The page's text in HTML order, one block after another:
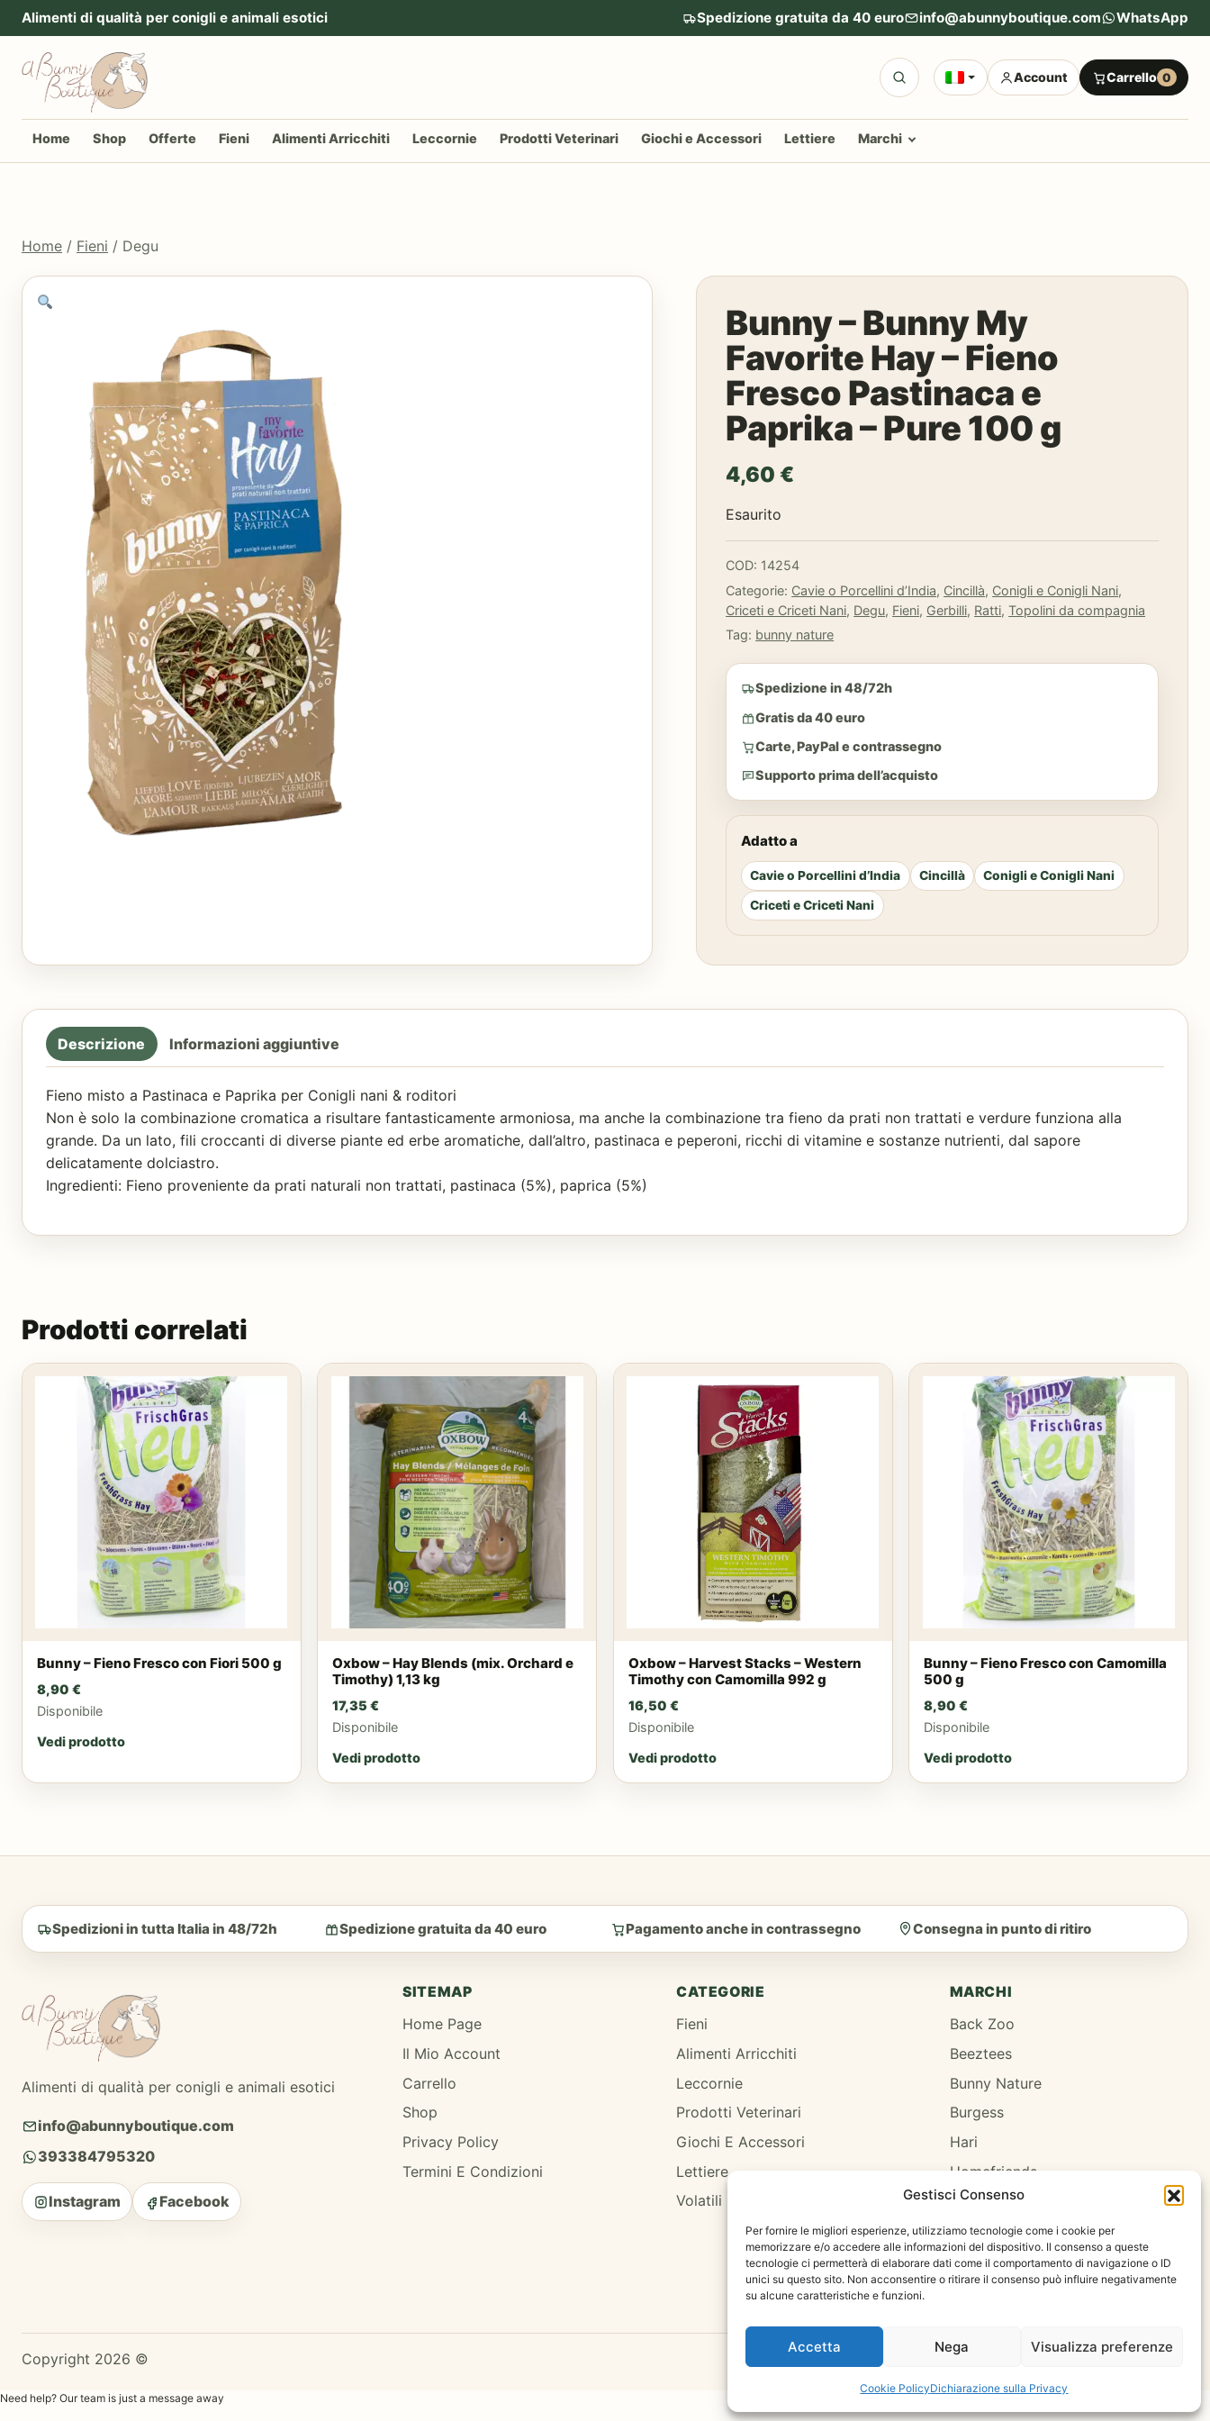
Gestisci Consenso
Per fornire le migliori esperienze, utilizziamo tecnologie come i cookie per
memorizzare e/o accedere alle informazioni del dispositivo. Il consenso a queste
tecnologie ci permetterà di elaborare dati come il comportamento di navigazione o ID
unici su questo sito. Non acconsentire o ritirare il consenso può influire negativamente
su alcune caratteristiche e funzioni.
Accetta Nega Visualizza preferenze
Cookie PolicyDichiarazione sulla Privacy
Vai al contenuto
Alimenti di qualità per conigli e animali esotici Spedizione gratuita da 40 euro info@abunnyboutique.com WhatsApp
Account Carrello 0
Home Shop Offerte Fieni Alimenti Arricchiti Leccornie Prodotti Veterinari Giochi e Accessori Lettiere Marchi
Home / Fieni / Degu
Bunny – Bunny My
Favorite Hay – Fieno
Fresco Pastinaca e
Paprika – Pure 100 g
4,60 €
Esaurito
COD: 14254
Categorie: Cavie o Porcellini d’India, Cincillà, Conigli e Conigli Nani,
Criceti e Criceti Nani, Degu, Fieni, Gerbilli, Ratti,Topolini da compagnia
Tag: bunny nature
Spedizione in 48/72h
Gratis da 40 euro
Carte, PayPal e contrassegno
Supporto prima dell’acquisto
Adatto a
Cavie o Porcellini d’India Cincillà Conigli e Conigli Nani
Criceti e Criceti Nani
Descrizione Informazioni aggiuntive
Fieno misto a Pastinaca e Paprika per Conigli nani & roditori
Non è solo la combinazione cromatica a risultare fantasticamente armoniosa, ma anche la combinazione tra fieno da prati non trattati e verdure funziona alla
grande. Da un lato, fili croccanti di diverse piante ed erbe aromatiche, dall’altro, pastinaca e peperoni, ricchi di vitamine e sostanze nutrienti, dal sapore
delicatamente dolciastro.
Ingredienti: Fieno proveniente da prati naturali non trattati, pastinaca (5%), paprica (5%)
Prodotti correlati
Bunny – Fieno Fresco con Fiori 500 g
8,90 €
Disponibile
Vedi prodotto
Oxbow – Hay Blends (mix. Orchard e
Timothy) 1,13 kg
17,35€
Disponibile
Vedi prodotto
Oxbow – Harvest Stacks – Western
Timothy con Camomilla 992 g
16,50 €
Disponibile
Vedi prodotto
Bunny – Fieno Fresco con Camomilla
500 g
8,90€
Disponibile
Vedi prodotto
Spedizioni in tutta Italia in 48/72h Spedizione gratuita da 40 euro Pagamento anche in contrassegno Consegna in punto di ritiro
Alimenti di qualità per conigli e animali esotici
info@abunnyboutique.com
393384795320
Instagram Facebook
SITEMAP
Home Page
Il Mio Account
Carrello
Shop
Privacy Policy
Termini E Condizioni
CATEGORIE
Fieni
Alimenti Arricchiti
Leccornie
Prodotti Veterinari
Giochi E Accessori
Lettiere
Volatili
MARCHI
Back Zoo
Beeztees
Bunny Nature
Burgess
Hari
Homefriends
Hugro
Jrfarm
Oxbow
Psittacus
Copyright 2026 © Calderone Carmelo Antonio Franco - P. IVA 03669090833
Need help? Our team is just a message away